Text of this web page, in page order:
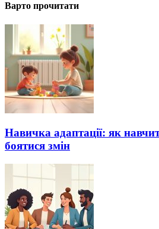
Варто прочитати
Навичка адаптації: як
боятися змін